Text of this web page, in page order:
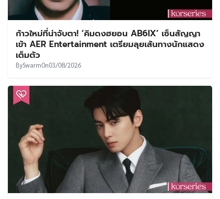
ก้าวใหม่ที่น่าจับตา! ‘คิมดงฮยอน AB6IX’ เซ็นสัญญา
เข้า AER Entertainment เตรียมลุยเส้นทางนักแสดง
เต็มตัว
BySwarmOn03/08/2026